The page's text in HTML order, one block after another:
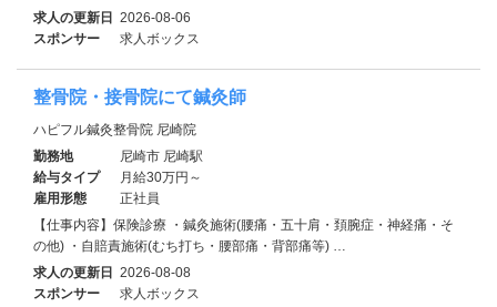
求人の更新日 2026-08-06
スポンサー
求人ボックス
整骨院・接骨院にて鍼灸師
ハピフル鍼灸整骨院 尼崎院
勤務地
尼崎市 尼崎駅
給与タイプ
月給30万円～
雇用形態
正社員
【仕事内容】保険診療 ・鍼灸施術(腰痛・五十肩・頚腕症・神経痛・そ
の他) ・自賠責施術(むち打ち・腰部痛・背部痛等) …
求人の更新日 2026-08-08
スポンサー
求人ボックス